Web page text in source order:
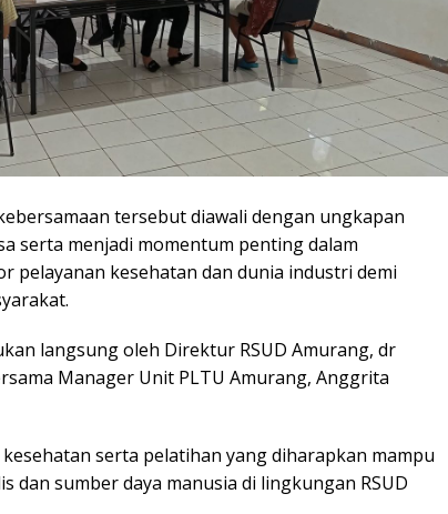
tersebut diawali dengan ungkapan
serta menjadi momentum penting dalam
pelayanan kesehatan dan dunia industri demi
langsung oleh Direktur RSUD Amurang, dr
Manager Unit PLTU Amurang, Anggrita
serta pelatihan yang diharapkan mampu
dan sumber daya manusia di lingkungan RSUD